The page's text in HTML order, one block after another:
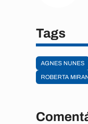
Tags
AGNES NUNES
ROBERTA